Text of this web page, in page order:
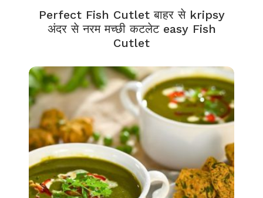
Perfect Fish Cutlet बाहर से kripsy
अंदर से नरम मच्छी कटलेट easy Fish
Cutlet